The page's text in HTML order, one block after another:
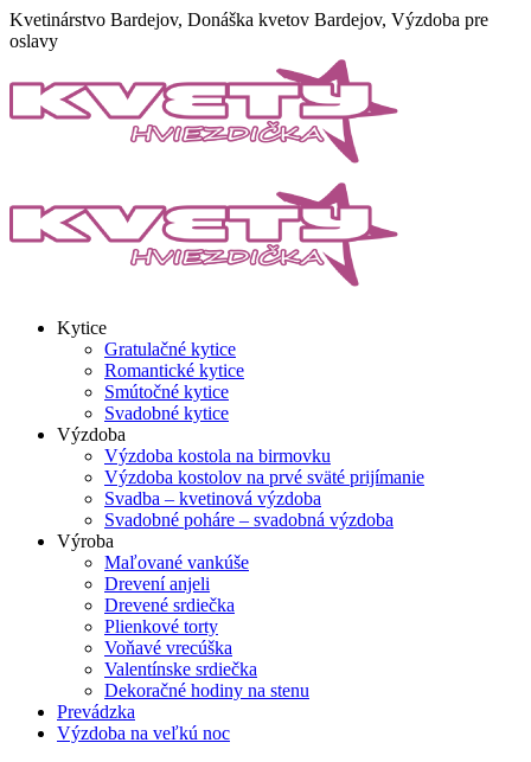
Skip
to
Kvetinárstvo Bardejov, Donáška kvetov Bardejov, Výzdoba pre
oslavy
Kytice
Gratulačné kytice
Romantické kytice
Smútočné kytice
Svadobné kytice
Výzdoba
Výzdoba kostola na birmovku
Výzdoba kostolov na prvé sväté prijímanie
Svadba – kvetinová výzdoba
Svadobné poháre – svadobná výzdoba
Výroba
Maľované vankúše
Drevení anjeli
Drevené srdiečka
Plienkové torty
Voňavé vrecúška
Valentínske srdiečka
Dekoračné hodiny na stenu
Prevádzka
Výzdoba na veľkú noc